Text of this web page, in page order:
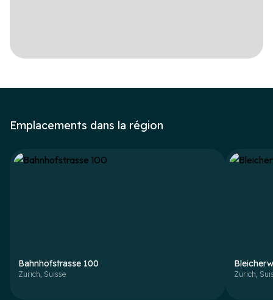
Emplacements dans la région
Bahnhofstrasse 100
Zürich Suisse Zürich